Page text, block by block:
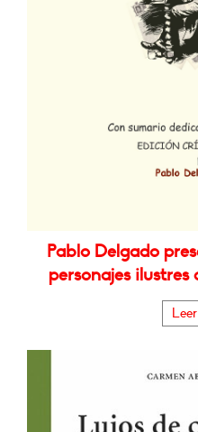
Pablo Delgado
personajes ilustres